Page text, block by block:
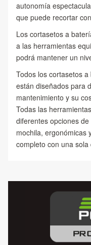
autonomía
que puede recortar
Los cortasetos a
a las herramientas
podrá mantener un
Todos los cortasetos
están diseñados para
mantenimiento y su
Todas las
diferentes opciones
mochila, ergonómicas
completo con una sola